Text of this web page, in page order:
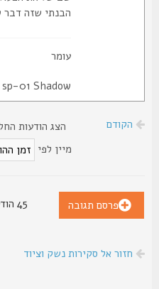
הבנתי שזה דבר
75 sp-01 Shadow
הקודם
הצג הודעות החל
מיין לפי
פרסם תגובה
חזור אל סקירות נשק וציוד